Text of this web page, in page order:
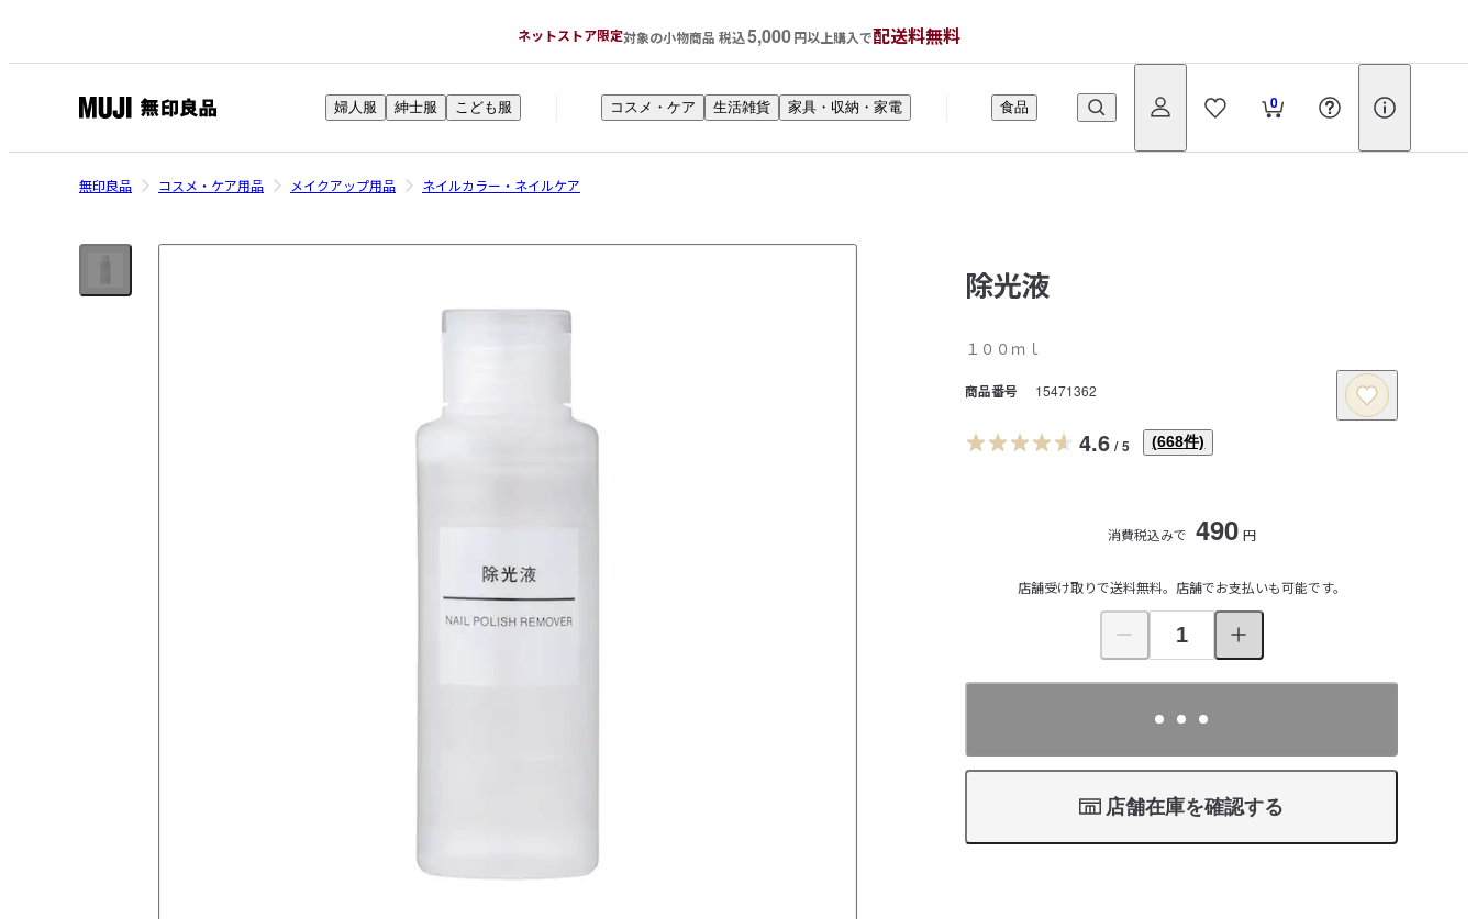
ネットストア限定対象の小物商品 税込5,000円以上購入で配送料無料
印
良
ネ
ト
0
婦人服 紳士服 こども服 コスメ・ケア 生活雑貨 家具・収納・家電 食品
無印良品 コスメ・ケア用品 メイクアップ用品 ネイルカラー・ネイルケア
除光液
１００ｍｌ
商品番号 15471362
4.6 / 5 (668件)
消費税込みで 490 円
店舗受け取りで送料無料。店舗でお支払いも可能です。
店舗在庫を確認する